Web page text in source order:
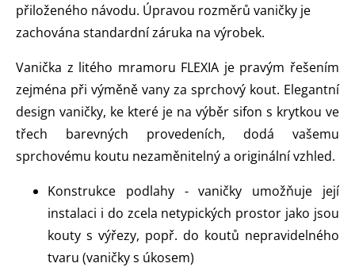
přiloženého návodu. Úpravou rozměrů vaničky je
zachována standardní záruka na výrobek.
Vanička z litého mramoru FLEXIA je pravým řešením
zejména při výměně vany za sprchový kout. Elegantní
design vaničky, ke které je na výběr sifon s krytkou ve
třech barevných provedeních, dodá vašemu
sprchovému koutu nezaměnitelný a originální vzhled.
Konstrukce podlahy - vaničky umožňuje její
instalaci i do zcela netypických prostor jako jsou
kouty s výřezy, popř. do koutů nepravidelného
tvaru (vaničky s úkosem)